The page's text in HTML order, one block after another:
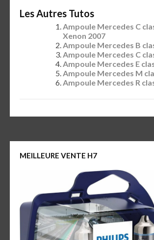
Les Autres Tutos
Ampoule Mercedes C
Xenon 2007
Ampoule Mercedes B
Ampoule Mercedes C
Ampoule Mercedes E
Ampoule Mercedes M
Ampoule Mercedes R
MEILLEURE VENTE H7